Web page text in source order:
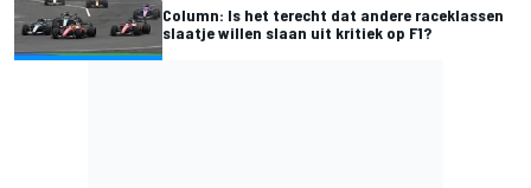
Column: Is het terecht dat andere raceklassen
slaatje willen slaan uit kritiek op F1?